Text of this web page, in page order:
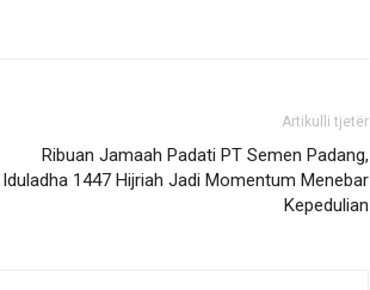
Artikulli tjetër
Ribuan Jamaah Padati PT Semen Padang,
Iduladha 1447 Hijriah Jadi Momentum Menebar
Kepedulian